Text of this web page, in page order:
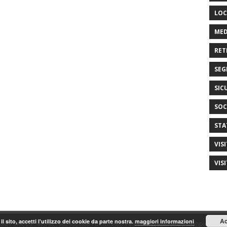
P.IVA/C.F. 97542790585, tutti i diritti riservati. realizzazione by Gianpiero
sito, accetti l'utilizzo dei cookie da parte nostra. maggiori informazioni